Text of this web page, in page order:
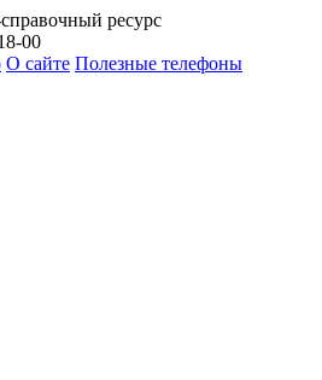
ресурс
00
О сайте Полезные телефоны